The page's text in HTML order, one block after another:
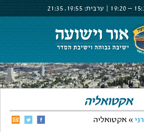
19:20 ערבית: 19:55,
21:35
אקטואליה
» אקטואליה